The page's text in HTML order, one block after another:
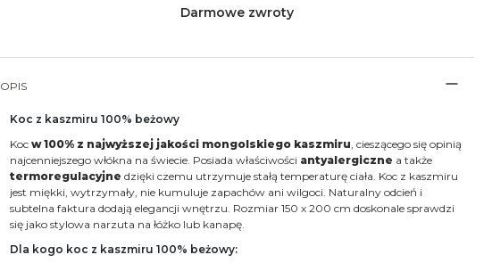
Darmowe zwroty
OPIS
Koc z kaszmiru 100% beżowy
Kocw 100% z najwyższej jakości mongolskiego kaszmiru, cieszącego się opinią
najcenniejszego włókna na świecie. Posiada właściwości antyalergiczne a także
termoregulacyjne dzięki czemu utrzymuje stałą temperaturę ciała. Koc z kaszmiru
jest miękki, wytrzymały, nie kumuluje zapachów ani wilgoci. Naturalny odcień i
subtelna faktura dodają elegancji wnętrzu. Rozmiar 150 x 200 cm doskonale sprawdzi
się jako stylowa narzuta na łóżko lub kanapę.
Dla kogo koc z kaszmiru 100% beżowy: